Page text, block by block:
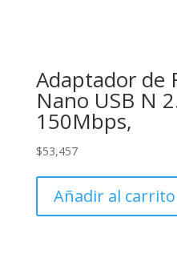
Adaptador de
Nano USB N
150Mbps,
$53,457
Añadir al carrito